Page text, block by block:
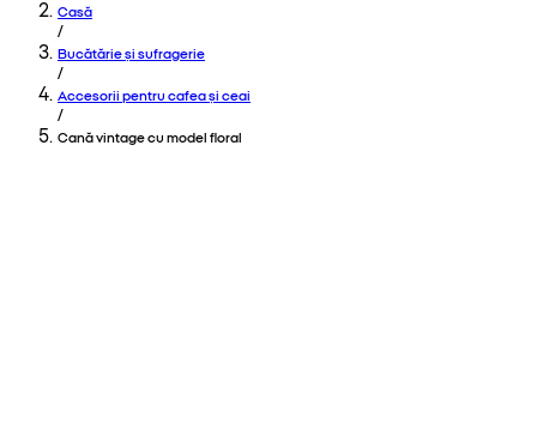
Casă
/
Bucătărie și sufragerie
/
Accesorii pentru cafea și ceai
/
Cană vintage cu model floral